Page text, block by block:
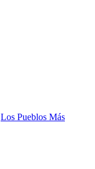
Los Pueblos Más